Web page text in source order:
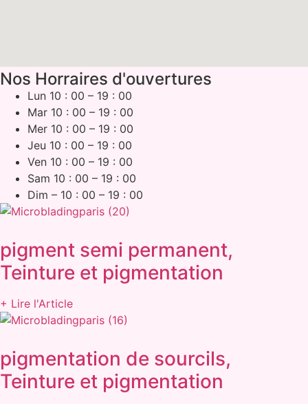
Nos Horraires d'ouvertures
Lun 10 : 00 – 19 : 00
Mar 10 : 00 – 19 : 00
Mer 10 : 00 – 19 : 00
Jeu 10 : 00 – 19 : 00
Ven 10 : 00 – 19 : 00
Sam 10 : 00 – 19 : 00
Dim – 10 : 00 – 19 : 00
pigment semi permanent,
Teinture et pigmentation
+ Lire l'Article
pigmentation de sourcils,
Teinture et pigmentation